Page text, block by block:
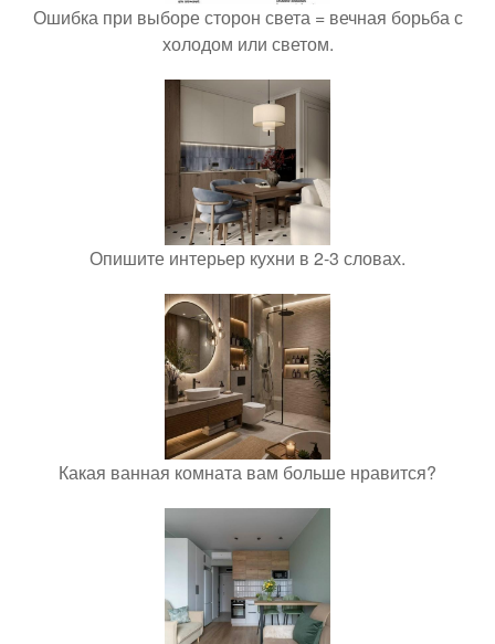
Ошибка при выборе сторон света = вечная борьба с
холодом или светом.
Опишите интерьер кухни в 2-3 словах.
Какая ванная комната вам больше нравится?